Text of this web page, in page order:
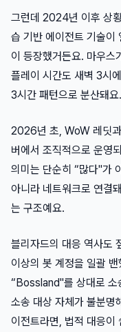
그런데 2024년 이후 상
습 기반 에이전트 기술이
이 등장했거든요. 마우스
플레이 시간도 새벽 3시
3시간 패턴으로 분산돼
2026년 초, WoW 레딧
버에서 조직적으로 운영
의미는 단순히 “많다"가
아니라 네트워크로 연결
는 구조예요.
블리자드의 대응 역사도
이상의 봇 계정을 일괄
“Bossland"를 상대로 소
소송 대상 자체가 불분명
이전트라면, 법적 대응이